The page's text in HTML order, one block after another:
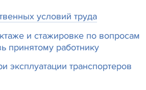
условий труда
и стажировке по вопросам
принятому работнику
эксплуатации транспортеров